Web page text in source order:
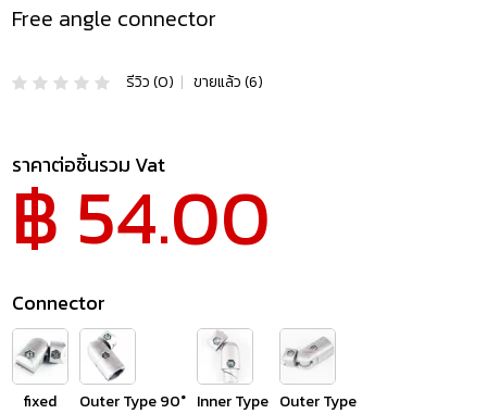
Free angle connector
รีวิว (0) | ขายแล้ว (6)
ราคาต่อชิ้นรวม Vat
฿ 54.00
Connector
fixed Outer Type 90° Inner Type Outer Type